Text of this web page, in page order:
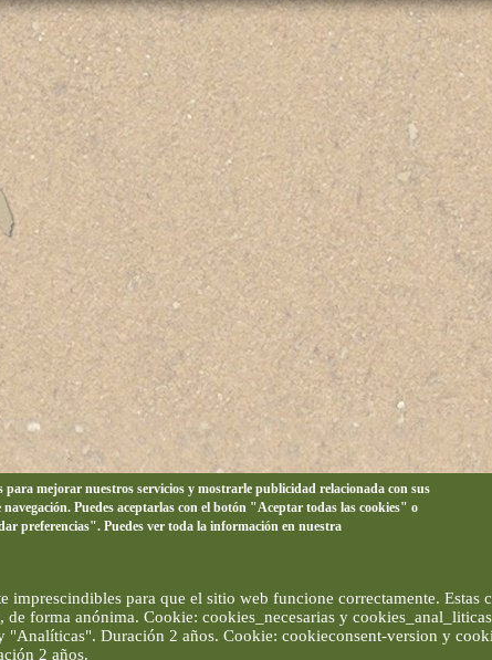
mejorar nuestros servicios y mostrarle publicidad relacionada con sus
Puedes aceptarlas con el botón "Aceptar todas las cookies" o
preferencias". Puedes ver toda la información en nuestra
imprescindibles para que el sitio web funcione correctamente.
de forma anónima. Cookie: cookies_necesarias y
"Analíticas". Duración 2 años. Cookie: cookieconsent-version y
2 años.